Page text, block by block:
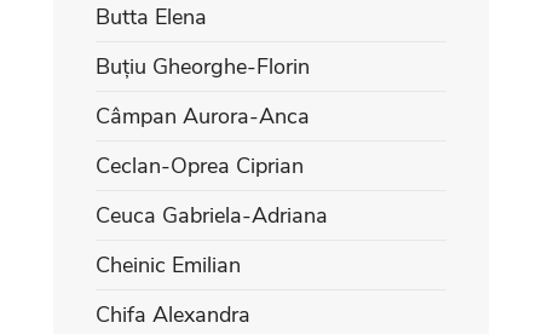
Butta Elena
Buțiu Gheorghe-Florin
Câmpan Aurora-Anca
Ceclan-Oprea Ciprian
Ceuca Gabriela-Adriana
Cheinic Emilian
Chifa Alexandra